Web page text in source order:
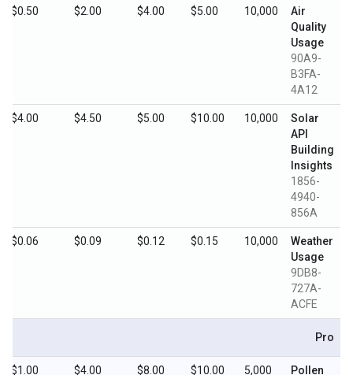
Air
Quality
Usage
90A9-
B3FA-
4A12
10,000
$5.00
$4.00
$2.00
$0.50
Solar
API
Building
Insights
1856-
4940-
856A
10,000
$10.00
$5.00
$4.50
$4.00
Weather
Usage
9DB8-
727A-
ACFE
10,000
$0.15
$0.12
$0.09
$0.06
Pro
Pollen
5,000
$10.00
$8.00
$4.00
$1.00